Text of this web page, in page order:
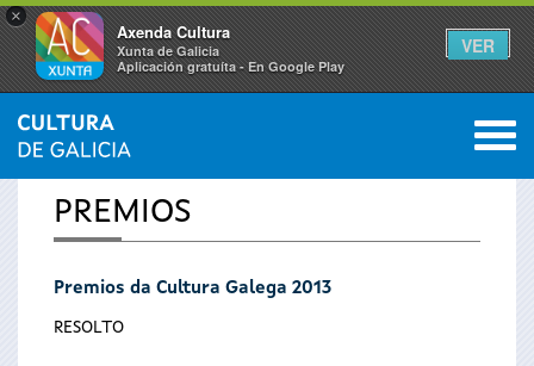
×
Axenda Cultura
Xunta de Galicia
Aplicación gratuíta - En Google Play
VER
Vostede
está
aquí
INICIO 0
PREMIOS
Premios da Cultura Galega 2013
RESOLTO